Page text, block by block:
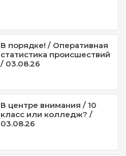
В порядке! / Оперативная
статистика происшествий
/ 03.08.26
В центре внимания / 10
класс или колледж? /
03.08.26